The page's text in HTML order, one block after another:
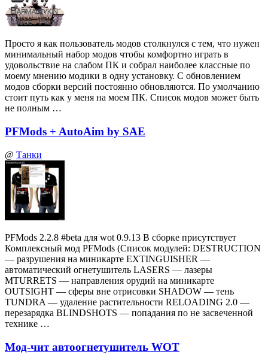
Просто я как пользователь модов столкнулся с тем, что нужен
минимальный набор модов чтобы комфортно играть в
удовольствие на слабом ПК и собрал наиболее классные по
моему мнению модики в одну установку. С обновлением
модов сборки версий постоянно обновляются. По умолчанию
стоит путь как у меня на моем ПК. Список модов может быть
не полным …
PFMods + AutoAim by SAE
@ Танки
PFMods 2.2.8 #beta для wot 0.9.13 В сборке присутствует
Комплексный мод PFMods (Список модулей: DESTRUCTION
— разрушения на миникарте EXTINGUISHER —
автоматический огнетушитель LASERS — лазеры
MTURRETS — направления орудий на миникарте
OUTSIGHT — сферы вне отрисовки SHADOW — тень
TUNDRA — удаление растительности RELOADING 2.0 —
перезарядка BLINDSHOTS — попадания по не засвеченной
технике …
Мод-чит автоогнетушитель WOT